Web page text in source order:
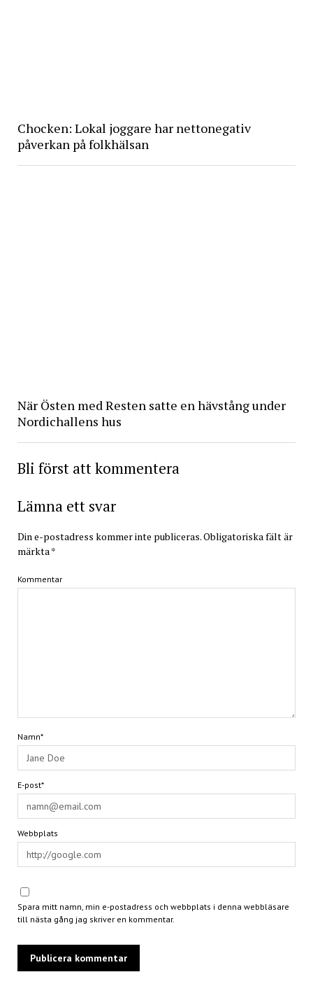
Chocken: Lokal joggare har nettonegativ
påverkan på folkhälsan
När Östen med Resten satte en hävstång under
Nordichallens hus
Bli först att kommentera
Lämna ett svar
Din e-postadress kommer inte publiceras.Obligatoriska fält är
märkta *
Kommentar
Namn*
E-post*
Webbplats
Spara mitt namn, min e-postadress och webbplats i denna webbläsare
till nästa gång jag skriver en kommentar.